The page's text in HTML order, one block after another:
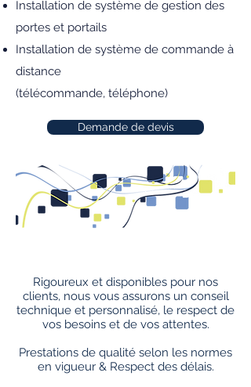
Installation de système de gestion des
portes et portails
Installation de système de commande à
distance
(télécommande, téléphone)
Demande de devis
Rigoureux et disponibles pour nos
clients, nous vous assurons un conseil
technique et personnalisé, le respect de
vos besoins et de vos attentes.
Prestations de qualité selon les normes
en vigueur & Respect des délais.